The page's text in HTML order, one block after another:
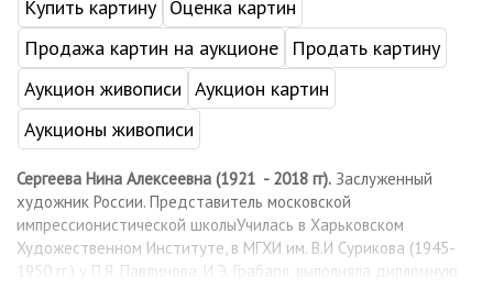
Купить картину Оценка картин
Продажа картин на аукционе
Продать картину
Аукцион живописи Аукцион картин
Аукционы живописи
Сергеева Нина Алексеевна (1921 - 2018 гг). Заслуженный
художник России. Представитель московской
импрессионистической школыУчилась в Харьковском
Художественном Институте, в МГХИ им. В.И Сурикова (1945-
1950 гг.) у П.Я. Павлинова, И.Э. Грабаря, выполняла дипломную